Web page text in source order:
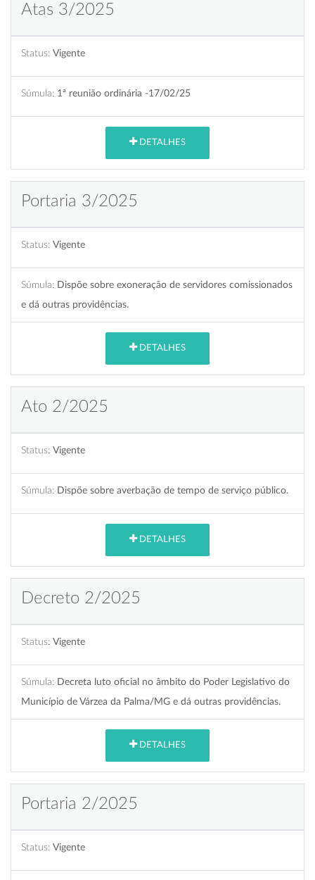
Atas 3/2025
Status: Vigente
Súmula: 1ª reunião ordinária -17/02/25
DETALHES
Portaria 3/2025
Status: Vigente
Súmula: Dispõe sobre exoneração de servidores comissionados
e dá outras providências.
DETALHES
Ato 2/2025
Status: Vigente
Súmula: Dispõe sobre averbação de tempo de serviço público.
DETALHES
Decreto 2/2025
Status: Vigente
Súmula: Decreta luto oficial no âmbito do Poder Legislativo do
Município de Várzea da Palma/MG e dá outras providências.
DETALHES
Portaria 2/2025
Status: Vigente